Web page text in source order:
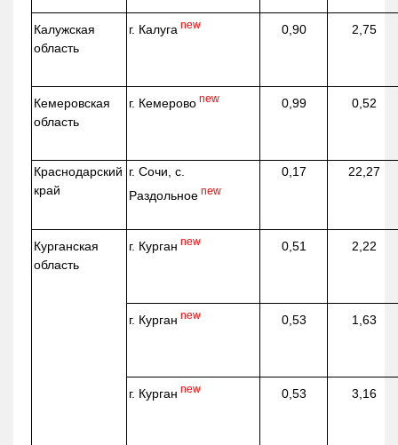
Калужская
область
г. Калуга new 0,90 2,75
Кемеровская
область
г. Кемерово new 0,99 0,52
Краснодарский
край
г. Сочи, с.
Раздольное new
0,17 22,27
Курганская
область
г. Курган new 0,51 2,22
г. Курган new 0,53 1,63
г. Курган new 0,53 3,16